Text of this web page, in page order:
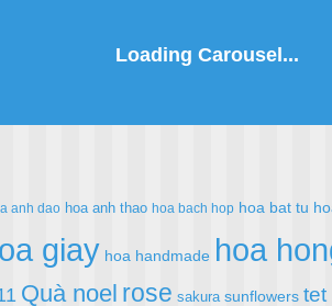
anh dao hoa anh thao hoa bach hop hoa bat tu
giay hoa handmade hoa
Quà noel rose sakura sunflowers tet